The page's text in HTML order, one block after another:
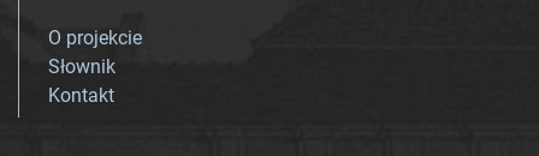
O projekcie
Słownik
Kontakt